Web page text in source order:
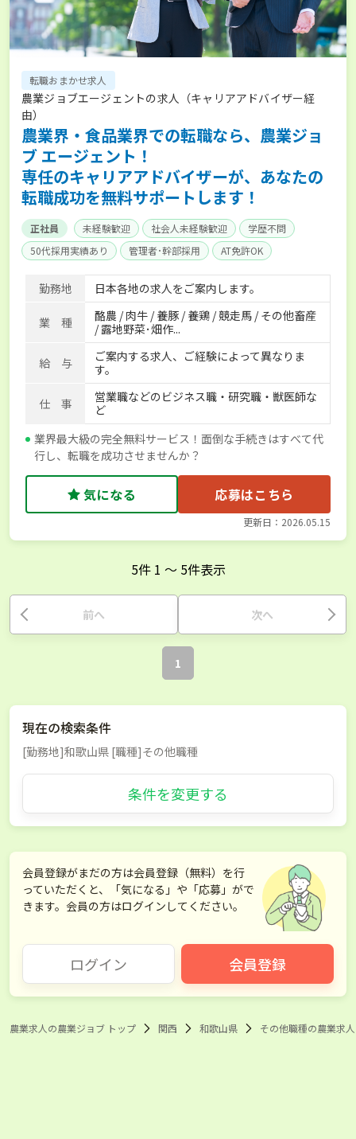
転職おまかせ求人
農業ジョブエージェントの求人（キャリアアドバイザー経
由）
農業界・食品業界での転職なら、農業ジョ
ブ エージェント！
専任のキャリアアドバイザーが、あなたの
転職成功を無料サポートします！
正社員 未経験歓迎 社会人未経験歓迎
学歴不問
50代採用実績あり
管理者･幹部採用
AT免許OK
家賃補助制度あり
食事補助あり
残業月20時間以内
賞与実績あり
年間休日100日以上
経験者優遇
独立支援可能
社会保険完備 単身寮あり
世帯寮あり
寮･社宅相談可
勤務地 日本各地の求人をご案内します。
業 種
酪農 / 肉牛 / 養豚 / 養鶏 / 競走馬 / その他畜産
/ 露地野菜･畑作...
給 与
ご案内する求人、ご経験によって異なりま
す。
仕 事
営業職などのビジネス職・研究職・獣医師な
ど
業界最大級の完全無料サービス！面倒な手続きはすべて代
行し、転職を成功させませんか？
気になる 応募はこちら
更新日：2026.05.15
5件 1 〜 5件表示
前へ 次へ
1
現在の検索条件
[勤務地]和歌山県 [職種]その他職種
条件を変更する
会員登録がまだの方は会員登録（無料）を行
っていただくと、「気になる」や「応募」がで
きます。会員の方はログインしてください。
ログイン 会員登録
農業求人の農業ジョブ トップ 関西 和歌山県 その他職種の農業求